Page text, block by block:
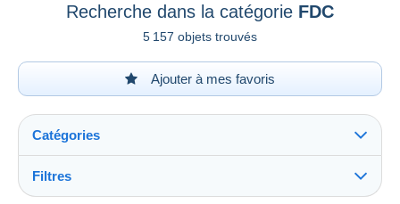
Recherche dans la catégorie FDC
5 157 objets trouvés
Ajouter à mes favoris
Catégories
Filtres